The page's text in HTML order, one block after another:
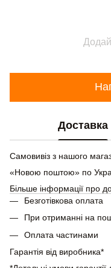
Доставка
Самовивіз з нашого
«Новою поштою» по
Більше інформації про
Безготівкова оплата
При отриманні на
Оплата частинами
Гарантія від виробника*